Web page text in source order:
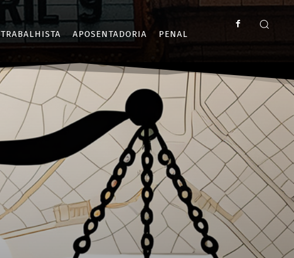
TRABALHISTA APOSENTADORIA PENAL